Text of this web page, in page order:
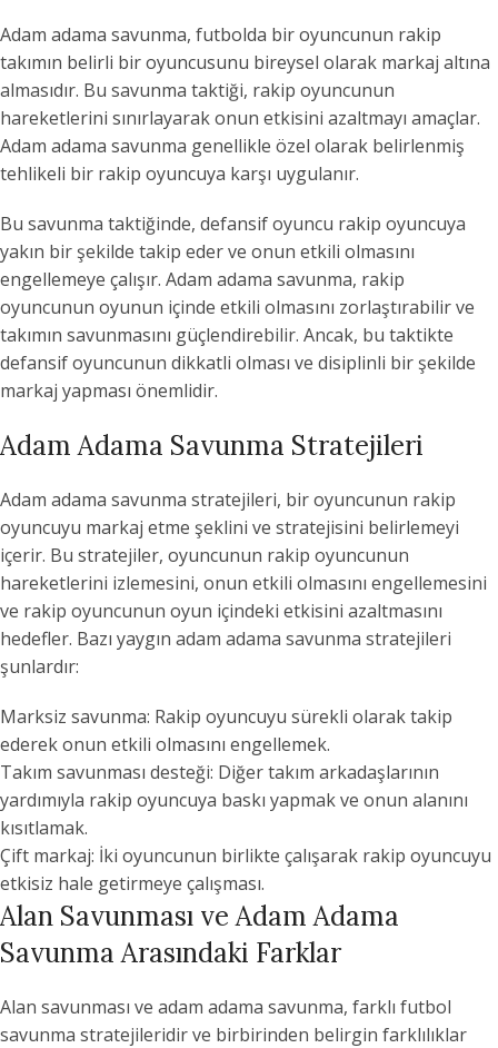
Adam adama savunma, futbolda bir oyuncunun rakip
takımın belirli bir oyuncusunu bireysel olarak markaj altına
almasıdır. Bu savunma taktiği, rakip oyuncunun
hareketlerini sınırlayarak onun etkisini azaltmayı amaçlar.
Adam adama savunma genellikle özel olarak belirlenmiş
tehlikeli bir rakip oyuncuya karşı uygulanır.
Bu savunma taktiğinde, defansif oyuncu rakip oyuncuya
yakın bir şekilde takip eder ve onun etkili olmasını
engellemeye çalışır. Adam adama savunma, rakip
oyuncunun oyunun içinde etkili olmasını zorlaştırabilir ve
takımın savunmasını güçlendirebilir. Ancak, bu taktikte
defansif oyuncunun dikkatli olması ve disiplinli bir şekilde
markaj yapması önemlidir.
Adam Adama Savunma Stratejileri
Adam adama savunma stratejileri, bir oyuncunun rakip
oyuncuyu markaj etme şeklini ve stratejisini belirlemeyi
içerir. Bu stratejiler, oyuncunun rakip oyuncunun
hareketlerini izlemesini, onun etkili olmasını engellemesini
ve rakip oyuncunun oyun içindeki etkisini azaltmasını
hedefler. Bazı yaygın adam adama savunma stratejileri
şunlardır:
Marksiz savunma: Rakip oyuncuyu sürekli olarak takip
ederek onun etkili olmasını engellemek.
Takım savunması desteği: Diğer takım arkadaşlarının
yardımıyla rakip oyuncuya baskı yapmak ve onun alanını
kısıtlamak.
Çift markaj: İki oyuncunun birlikte çalışarak rakip oyuncuyu
etkisiz hale getirmeye çalışması.
Alan Savunması ve Adam Adama
Savunma Arasındaki Farklar
Alan savunması ve adam adama savunma, farklı futbol
savunma stratejileridir ve birbirinden belirgin farklılıklar